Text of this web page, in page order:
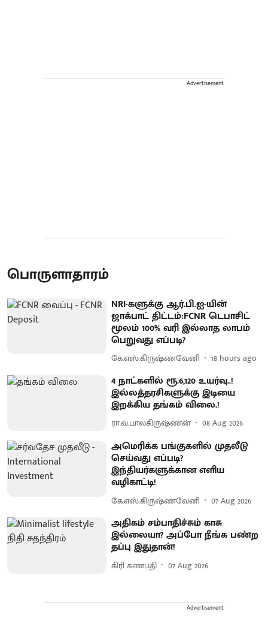
Advertisement
பொருளாதாரம்
NRI-களுக்கு ஆர்.பி.ஐ-யின்
ஜாக்பாட் திட்டம்:FCNR டெபாசிட்
மூலம் 100% வரி இல்லாத லாபம்
பெறுவது எப்படி?
கே.எஸ்.கிருஷ்ணவேனி 18 hours ago
4 நாட்களில் ரூ.6,120 உயர்வு..!
இல்லத்தரசிகளுக்கு இடியை
இறக்கிய தங்கம் விலை.!
ரா.வ.பாலகிருஷ்ணன் 08 Aug 2026
அமெரிக்க பங்குகளில் முதலீடு
செய்வது எப்படி?
இந்தியர்களுக்கான எளிய
வழிகாட்டி!
கே.எஸ்.கிருஷ்ணவேனி 07 Aug 2026
அதிகம் சம்பாதிச்சும் காசு
இல்லையா? அப்போ நீங்க பண்ற
தப்பு இதுதான்!
கிரி கணபதி 07 Aug 2026
Advertisement